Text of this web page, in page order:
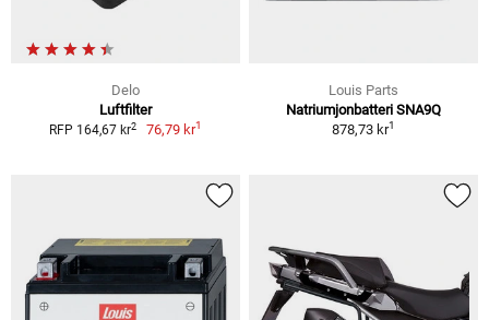
Delo
Luftfilter
RFP 164,67 kr2 76,79 kr1
Louis Parts
Natriumjonbatteri SNA9Q
878,73 kr1